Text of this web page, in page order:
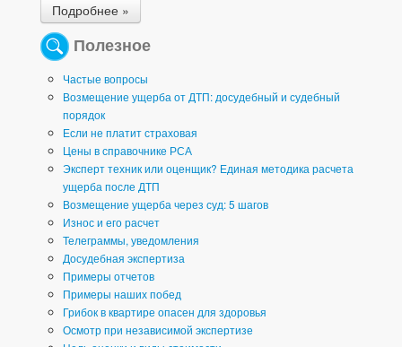
Подробнее »
Полезное
Частые вопросы
Возмещение ущерба от ДТП: досудебный и судебный
порядок
Если не платит страховая
Цены в справочнике РСА
Эксперт техник или оценщик? Единая методика расчета
ущерба после ДТП
Возмещение ущерба через суд: 5 шагов
Износ и его расчет
Телеграммы, уведомления
Досудебная экспертиза
Примеры отчетов
Примеры наших побед
Грибок в квартире опасен для здоровья
Осмотр при независимой экспертизе